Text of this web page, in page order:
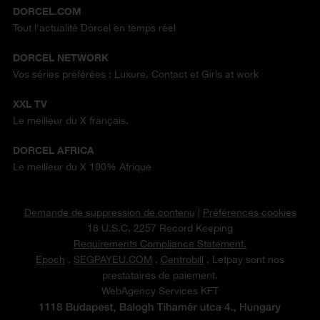
DORCEL.COM
Tout l'actualité Dorcel en temps réel
DORCEL NETWORK
Vos séries préférées : Luxure, Contact et Girls at work
XXL TV
Le meilleur du X français.
DORCEL AFRICA
Le meilleur du X 100% Afrique
Demande de suppression de contenu
Préférences cookies
18 U.S.C. 2257 Record Keeping
Requirements Compliance Statement.
Epoch , SEGPAYEU.COM , Centrobill , Letpay sont nos
prestataires de paiement.
WebAgency Services KFT